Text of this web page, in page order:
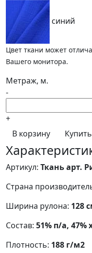
синий
Цвет ткани может
Вашего монитора.
Метраж, м.
-
+
В корзину
Артикул: Ткань арт.
Страна
Ширина рулона: 128
Состав: 51% п/а, 47%
Плотность: 188 г/м2